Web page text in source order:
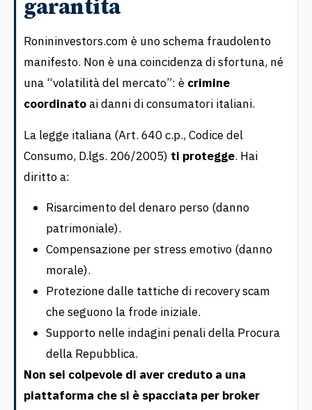
garantita
Ronininvestors.com è uno schema fraudolento
manifesto. Non è una coincidenza di sfortuna, né
una “volatilità del mercato”: è crimine
coordinatoai danni di consumatori italiani.
La legge italiana (Art. 640 c.p., Codice del
Consumo, D.lgs. 206/2005) ti protegge. Hai
diritto a:
Risarcimento del denaro perso (danno
patrimoniale).
Compensazione per stress emotivo (danno
morale).
Protezione dalle tattiche di recovery scam
che seguono la frode iniziale.
Supporto nelle indagini penali della Procura
della Repubblica.
Non sei colpevole di aver creduto a una
piattaforma che si è spacciata per broker